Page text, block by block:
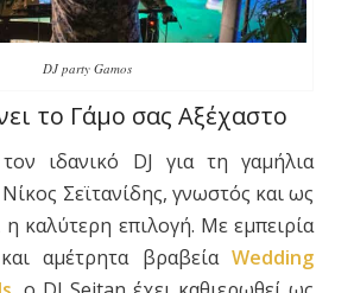
DJ party Gamos
το Γάμο σας Αξέχαστο
ιδανικό DJ για τη γαμήλια
Σεϊτανίδης, γνωστός και ως
η καλύτερη επιλογή. Με εμπειρία
αμέτρητα βραβείαWedding